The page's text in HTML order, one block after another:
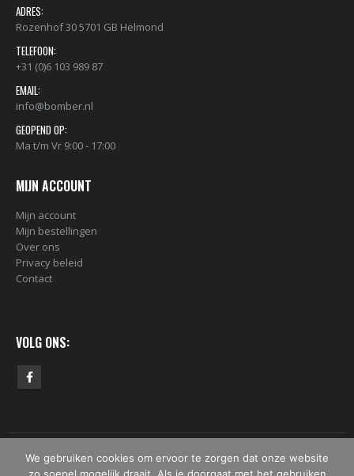
ADRES:
Rozenhof 30 5701 GB Helmond
TELEFOON:
+31 (0)6 103 989 87
EMAIL:
info@bomber.nl
GEOPEND OP:
Ma t/m Vr 9:00 - 17:00
MIJN ACCOUNT
Mijn account
Mijn bestellingen
Over ons
Privacy beleid
Contact
VOLG ONS:
© Copyright 2019 - 2026 - Bomber.nl. Alle rechten voorbehouden.
We gebruiken cookies om ervoor te zorgen dat onze website